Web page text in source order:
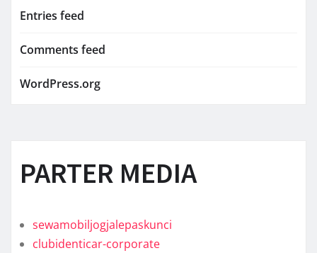
Entries feed
Comments feed
WordPress.org
PARTER MEDIA
sewamobiljogjalepaskunci
clubidenticar-corporate